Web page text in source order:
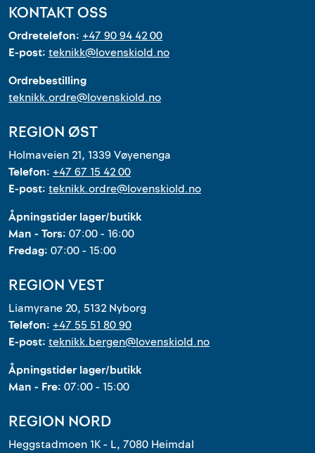
KONTAKT OSS
Ordretelefon: +47 90 94 42 00
E-post: teknikk@lovenskiold.no
Ordrebestilling
teknikk.ordre@lovenskiold.no
REGION ØST
Holmaveien 21, 1339 Vøyenenga
Telefon: +47 67 15 42 00
E-post: teknikk.ordre@lovenskiold.no
Åpningstider lager/butikk
Man - Tors: 07:00 - 16:00
Fredag: 07:00 - 15:00
REGION VEST
Liamyrane 20, 5132 Nyborg
Telefon: +47 55 51 80 90
E-post: teknikk.bergen@lovenskiold.no
Åpningstider lager/butikk
Man - Fre: 07:00 - 15:00
REGION NORD
Heggstadmoen 1K - L, 7080 Heimdal